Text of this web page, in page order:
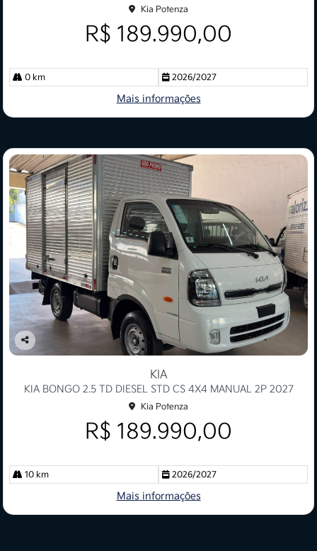
Kia Potenza
R$ 189.990,00
0 km 2026/2027
Mais informações
Co
lhe
KIA
KIA BONGO 2.5 TD DIESEL STD CS 4X4 MANUAL 2P 2027
Kia Potenza
R$ 189.990,00
10 km 2026/2027
Mais informações